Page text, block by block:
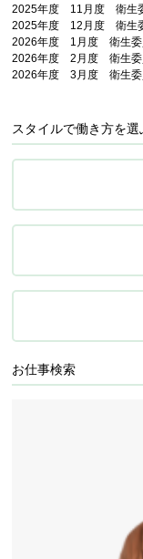
2025年度 11月度 衛生
2025年度 12月度 衛生
2026年度 1月度 衛生委
2026年度 2月度 衛生委
2026年度 3月度 衛生委
スタイルで働き方を選
お仕事検索